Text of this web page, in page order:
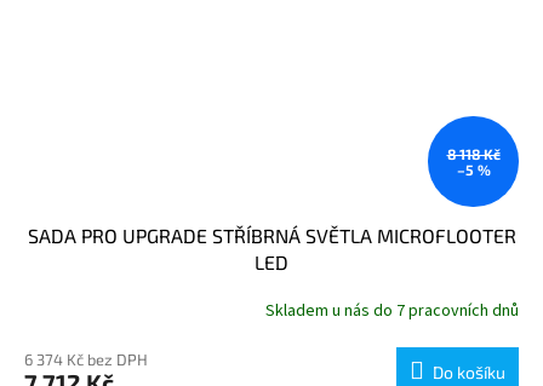
8 118 Kč
–5 %
SADA PRO UPGRADE STŘÍBRNÁ SVĚTLA MICROFLOOTER
LED
Skladem u nás do 7 pracovních dnů
6 374 Kč bez DPH
Do košíku